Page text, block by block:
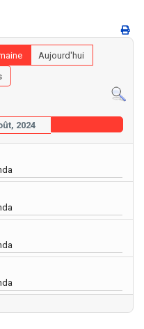
Aujourd'hui
2024